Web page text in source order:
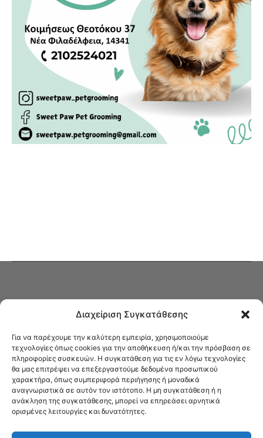
Διαχείριση Συγκατάθεσης
Για να παρέχουμε την καλύτερη εμπειρία, χρησιμοποιούμε
τεχνολογίες όπως cookies για την αποθήκευση ή/και την πρόσβαση σε
πληροφορίες συσκευών. Η συγκατάθεση για τις εν λόγω τεχνολογίες
θα μας επιτρέψει να επεξεργαστούμε δεδομένα προσωπικού
χαρακτήρα, όπως συμπεριφορά περιήγησης ή μοναδικά
αναγνωριστικά σε αυτόν τον ιστότοπο. Η μη συγκατάθεση ή η
ανάκληση της συγκατάθεσης, μπορεί να επηρεάσει αρνητικά
ορισμένες λειτουργίες και δυνατότητες.
Στο Καφενείο θα βρείτε όλες τις ειδήσεις που αφορούν την Νέα
Φιλαδέλφεια και τη Νέα Χαλκηδόνα, καυτή αρθρογραφία, καθώς και
όλα τα νέα που σας αφορούν.